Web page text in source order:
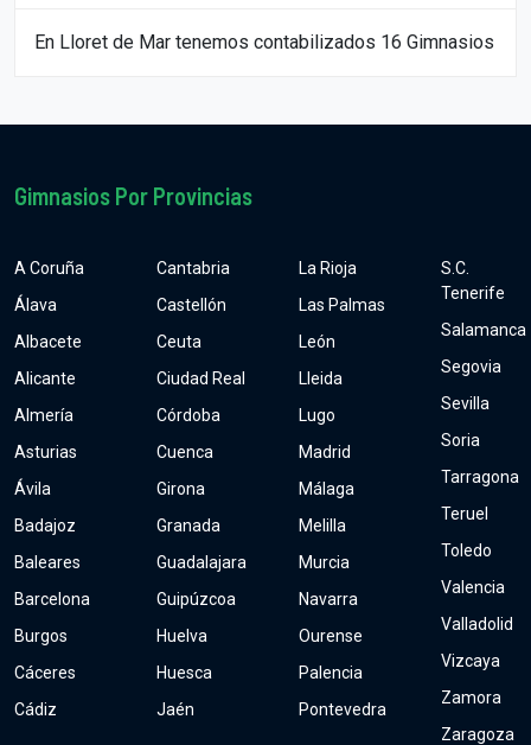
En Lloret de Mar tenemos contabilizados 16 Gimnasios
Gimnasios Por Provincias
A Coruña
Álava
Albacete
Alicante
Almería
Asturias
Ávila
Badajoz
Baleares
Barcelona
Burgos
Cáceres
Cádiz
Cantabria
Castellón
Ceuta
Ciudad Real
Córdoba
Cuenca
Girona
Granada
Guadalajara
Guipúzcoa
Huelva
Huesca
Jaén
La Rioja
Las Palmas
León
Lleida
Lugo
Madrid
Málaga
Melilla
Murcia
Navarra
Ourense
Palencia
Pontevedra
S.C.
Tenerife
Salamanca
Segovia
Sevilla
Soria
Tarragona
Teruel
Toledo
Valencia
Valladolid
Vizcaya
Zamora
Zaragoza